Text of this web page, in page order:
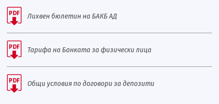
PDF Лихвен бюлетин на БАКБ АД
PDF Тарифа на Банката за физически лица
PDF Общи условия по договори за депозити